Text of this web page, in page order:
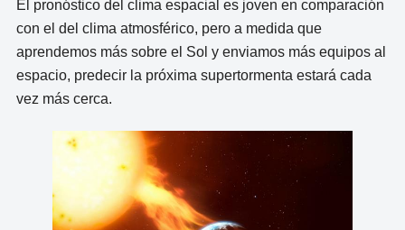
El pronóstico del clima espacial es joven en comparación
con el del clima atmosférico, pero a medida que
aprendemos más sobre el Sol y enviamos más equipos al
espacio, predecir la próxima supertormenta estará cada
vez más cerca.